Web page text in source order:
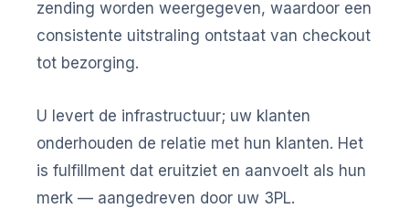
zending worden weergegeven, waardoor een
consistente uitstraling ontstaat van checkout
tot bezorging.
U levert de infrastructuur; uw klanten
onderhouden de relatie met hun klanten. Het
is fulfillment dat eruitziet en aanvoelt als hun
merk — aangedreven door uw 3PL.